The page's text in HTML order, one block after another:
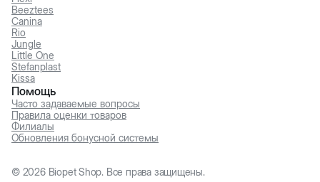
Beeztees
Canina
Rio
Jungle
Little One
Stefanplast
Kissa
Помощь
Часто задаваемые вопросы
Правила оценки товаров
Филиалы
Обновления бонусной системы
© 2026Biopet Shop. Все права защищены.